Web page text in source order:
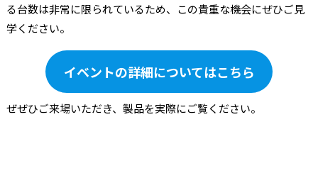
る台数は非常に限られているため、この貴重な機会にぜひご見
学ください。
イベントの詳細についてはこちら
ぜぜひご来場いただき、製品を実際にご覧ください。